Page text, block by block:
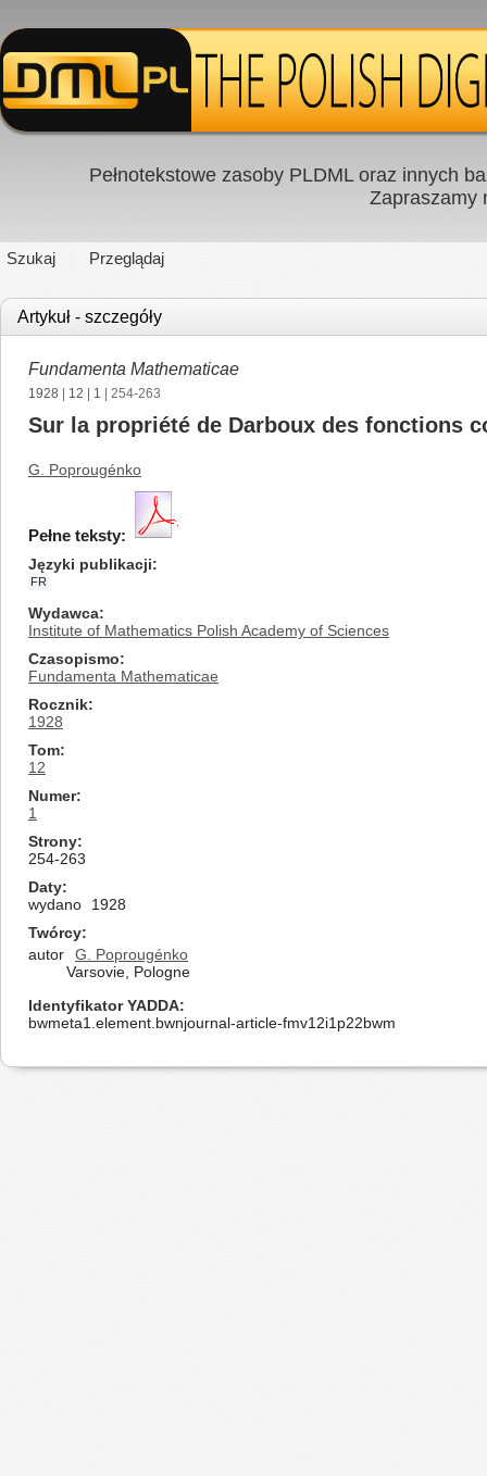
Pełnotekstowe zasoby PLDML oraz innych
Zapraszamy
Szukaj Przeglądaj
Artykuł - szczegóły
Fundamenta Mathematicae
1928 12 1 | 254-263
Sur la propriété de Darboux des fonctions
G. Poprougénko
Pełne teksty:
Języki publikacji
FR
Wydawca
Institute of Mathematics Polish Academy of Sciences
Czasopismo
Fundamenta Mathematicae
Rocznik
1928
Tom
12
Numer
1
Strony
254-263
Daty
wydano
1928
Twórcy
autor
G. Poprougénko
Varsovie, Pologne
Identyfikator YADDA
bwmeta1.element.bwnjournal-article-fmv12i1p22bwm